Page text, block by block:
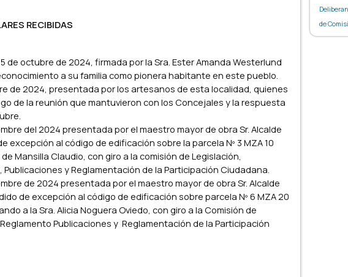
RECIBIDAS
de octubre de 2024, firmada por la Sra. Ester Amanda Westerlund
a su familia como pionera habitante en este pueblo.
de 2024, presentada por los artesanos de esta localidad, quienes
de la reunión que mantuvieron con los Concejales y la respuesta
del 2024 presentada por el maestro mayor de obra Sr. Alcalde
excepción al código de edificación sobre la parcela Nº 3 MZA 10
Mansilla Claudio, con giro a la comisión de Legislación,
y Reglamentación de la Participación Ciudadana.
de 2024 presentada por el maestro mayor de obra Sr. Alcalde
de excepción al código de edificación sobre parcela Nº 6 MZA 20
a la Sra. Alicia Noguera Oviedo, con giro a la Comisión de
Publicaciones y Reglamentación de la Participación
de